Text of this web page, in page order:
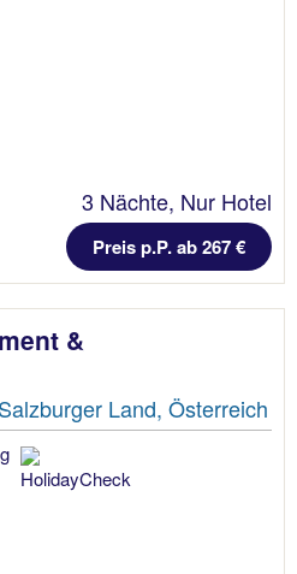
3 Nächte, Nur Hotel
Preis p.P. ab 267 €
&
Land, Österreich